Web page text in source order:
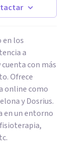
en los
a
con más
Ofrece
online como
y Dosrius.
en un entorno